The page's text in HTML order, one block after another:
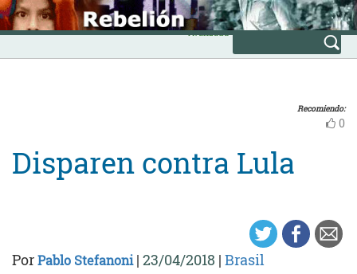
Skip
to
content
INICIO
Avanzada
Recomiendo:
0
Disparen contra Lula
PorPablo Stefanoni| 23/04/2018 | Brasil